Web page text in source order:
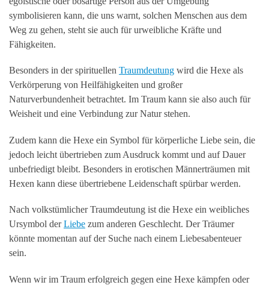
symbolisieren kann, die uns warnt, solchen Menschen aus dem
Weg zu gehen, steht sie auch für urweibliche Kräfte und
Fähigkeiten.
Besonders in der spirituellen Traumdeutung wird die Hexe als
Verkörperung von Heilfähigkeiten und großer
Naturverbundenheit betrachtet. Im Traum kann sie also auch für
Weisheit und eine Verbindung zur Natur stehen.
Zudem kann die Hexe ein Symbol für körperliche Liebe sein, die
jedoch leicht übertrieben zum Ausdruck kommt und auf Dauer
unbefriedigt bleibt. Besonders in erotischen Männerträumen mit
Hexen kann diese übertriebene Leidenschaft spürbar werden.
Nach volkstümlicher Traumdeutung ist die Hexe ein weibliches
Ursymbol derLiebe zum anderen Geschlecht. Der Träumer
könnte momentan auf der Suche nach einem Liebesabenteuer
sein.
Wenn wir im Traum erfolgreich gegen eine Hexe kämpfen oder